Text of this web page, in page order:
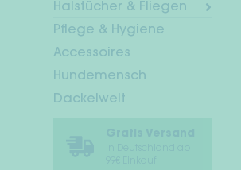
Halstücher & Fliegen
Pflege & Hygiene
Accessoires
Hundemensch
Dackelwelt